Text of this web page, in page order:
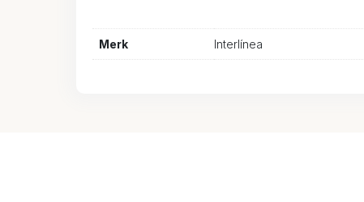
Merk Interlínea